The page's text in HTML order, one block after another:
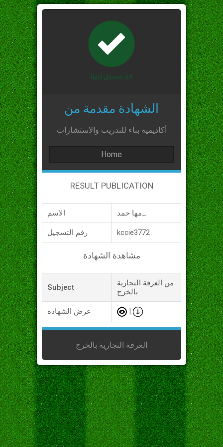
الشهادة مقدمة من
أكاديمية بناء للتدريب والاستشارات
Home
RESULT PUBLICATION
الاسم
رقم التسجيل kccie3772
مشاهدة الشهادة
Subject
من الغرفة التجارية
بالخرج
عرض الشهادة
الغرفة التجارية بالخرج